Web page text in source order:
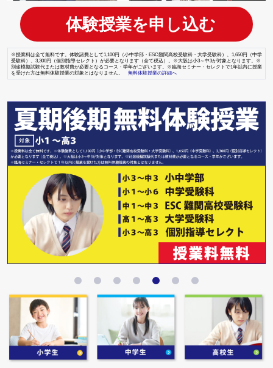
体験授業を申し込む
※授業料は全て無料です。体験諸費として1,100円（小中学部・ESC難関高校受験科・大学受験科）、1,650円（中学
受験科）、3,300円（個別指導セレクト）が必要となります（全て税込）。※大阪は小3～中3が対象となります。※
別途模擬試験代または教材費が必要となるコース・学年がございます。※臨海セミナー・セレクトで1年以内に授業
を受けた方は無料体験授業の対象とはなりません。 無料体験授業の詳細へ